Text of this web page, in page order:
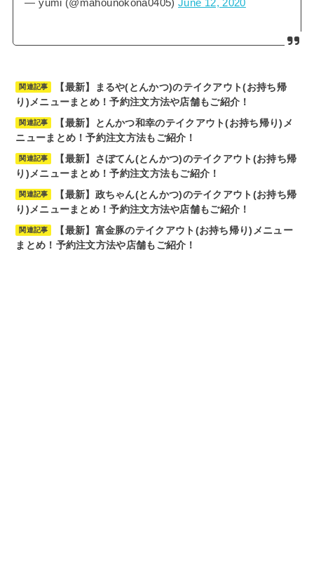
— yumi (@mahounokona0405)June 12, 2020
関連記事
【最新】まるや(とんかつ)のテイクアウト(お持ち帰
り)メニューまとめ！予約注文方法や店舗もご紹介！
関連記事
【最新】とんかつ和幸のテイクアウト(お持ち帰り)メ
ニューまとめ！予約注文方法もご紹介！
関連記事
【最新】さぼてん(とんかつ)のテイクアウト(お持ち帰
り)メニューまとめ！予約注文方法もご紹介！
関連記事
【最新】政ちゃん(とんかつ)のテイクアウト(お持ち帰
り)メニューまとめ！予約注文方法や店舗もご紹介！
関連記事
【最新】富金豚のテイクアウト(お持ち帰り)メニュー
まとめ！予約注文方法や店舗もご紹介！